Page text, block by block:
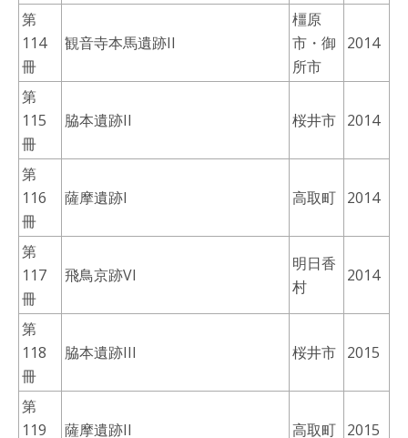
第
114
冊
観音寺本馬遺跡II
橿原
市・御
所市
2014
第
115
冊
脇本遺跡II 桜井市 2014
第
116
冊
薩摩遺跡I 高取町 2014
第
117
冊
飛鳥京跡VI
明日香
村
2014
第
118
冊
脇本遺跡III 桜井市 2015
第
119
薩摩遺跡II 高取町 2015